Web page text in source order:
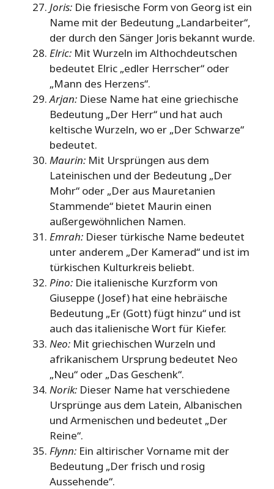
Joris: Die friesische Form von Georg ist ein
Name mit der Bedeutung „Landarbeiter“,
der durch den Sänger Joris bekannt wurde.
Elric: Mit Wurzeln im Althochdeutschen
bedeutet Elric „edler Herrscher“ oder
„Mann des Herzens“.
Arjan: Diese Name hat eine griechische
Bedeutung „Der Herr“ und hat auch
keltische Wurzeln, wo er „Der Schwarze“
bedeutet.
Maurin: Mit Ursprüngen aus dem
Lateinischen und der Bedeutung „Der
Mohr“ oder „Der aus Mauretanien
Stammende“ bietet Maurin einen
außergewöhnlichen Namen.
Emrah: Dieser türkische Name bedeutet
unter anderem „Der Kamerad“ und ist im
türkischen Kulturkreis beliebt.
Pino: Die italienische Kurzform von
Giuseppe (Josef) hat eine hebräische
Bedeutung „Er (Gott) fügt hinzu“ und ist
auch das italienische Wort für Kiefer.
Neo: Mit griechischen Wurzeln und
afrikanischem Ursprung bedeutet Neo
„Neu“ oder „Das Geschenk“.
Norik: Dieser Name hat verschiedene
Ursprünge aus dem Latein, Albanischen
und Armenischen und bedeutet „Der
Reine“.
Flynn: Ein altirischer Vorname mit der
Bedeutung „Der frisch und rosig
Aussehende“.